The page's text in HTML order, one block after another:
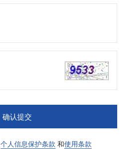
确认提交
个人信息保护条款 和使用条款